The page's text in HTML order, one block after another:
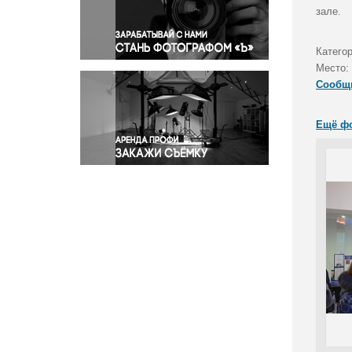
Правосудие
Происшествия и конфликты
Религия
Светская жизнь
Спорт
Экология
Экономика и бизнес
зале.
Место:
Ещё